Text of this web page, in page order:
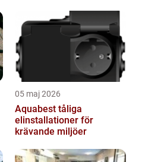
05 maj 2026
Aquabest tåliga
elinstallationer för
krävande miljöer